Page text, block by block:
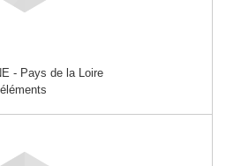
- Pays de la Loire